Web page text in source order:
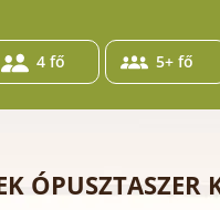
4 fő 5+ fő
ÓPUSZTASZER